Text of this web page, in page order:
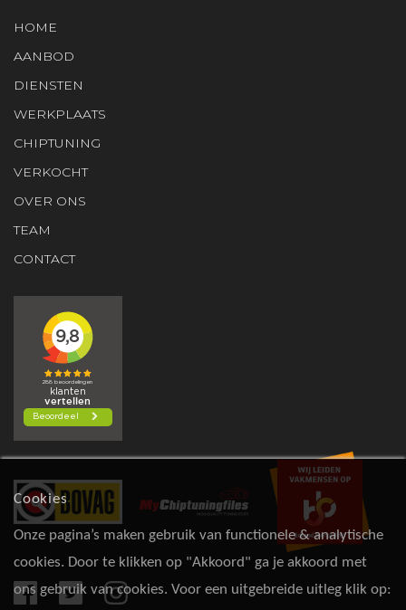
HOME
AANBOD
DIENSTEN
WERKPLAATS
CHIPTUNING
VERKOCHT
OVER ONS
TEAM
CONTACT
Cookies
Onze pagina’s maken gebruik van functionele & analytische
cookies. Door te klikken op "Akkoord" ga je akkoord met
ons gebruik van cookies. Voor een uitgebreide uitleg klik op: